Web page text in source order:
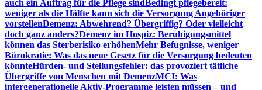
auch ein Auftrag für die Pflege sindBedingt pflegebereit:
weniger als die Hälfte kann sich die Versorgung Angehöriger
vorstellenDemenz: Abwehrend? Übergriffig? Oder vielleicht
doch ganz anders?Demenz im Hospiz: Beruhigungsmittel
können das Sterberisiko erhöhenMehr Befugnisse, weniger
Bürokratie: Was das neue Gesetz für die Versorgung bedeuten
könnteHürden- und Stellungsfehler: das provoziert tätliche
Übergriffe von Menschen mit DemenzMCI: Was
intergenerationelle Aktiv-Programme leisten müssen – und